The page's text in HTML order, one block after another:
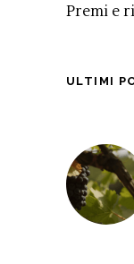
Premi e
ULTIMI